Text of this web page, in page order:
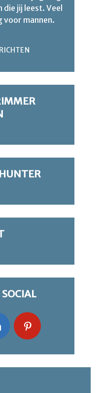
jij leest. Veel
voor mannen.